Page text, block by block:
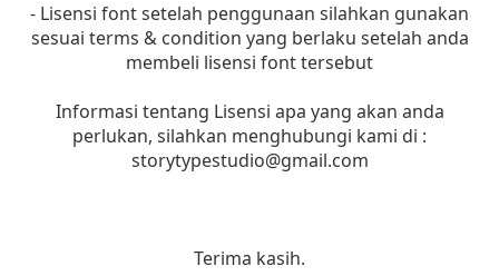
- Lisensi font setelah penggunaan silahkan gunakan
sesuai terms & condition yang berlaku setelah anda
membeli lisensi font tersebut
Informasi tentang Lisensi apa yang akan anda
perlukan, silahkan menghubungi kami di :
storytypestudio@gmail.com
Terima kasih.